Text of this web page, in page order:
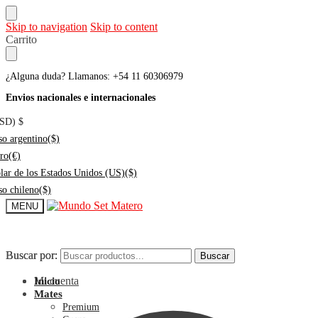
Skip to navigation Skip to content
Carrito
¿Alguna duda? Llamanos: +54 11 60306979
Envios nacionales e internacionales
$
argentino($)
(€)
de los Estados Unidos (US)($)
chileno($)
MENU
Buscar por: Buscar
Mi cuenta
Buscar por: Buscar
Inicio
Mates
Premium